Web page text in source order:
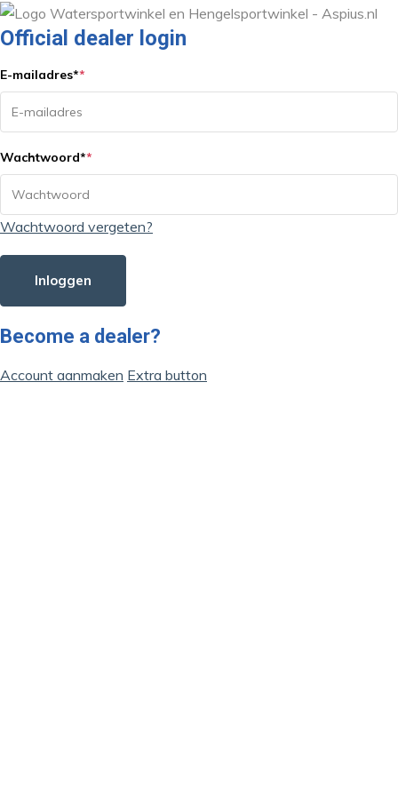
Official dealer login
E-mailadres**
Wachtwoord**
Wachtwoord vergeten?
Inloggen
Become a dealer?
Account aanmaken Extra button